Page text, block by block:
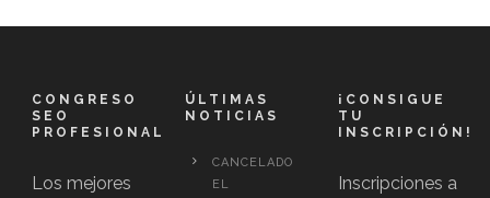
CONGRESO
SEO
PROFESIONAL
Los mejores
ÚLTIMAS
NOTICIAS
CANCELADO
EL
¡CONSIGUE
TU
INSCRIPCIÓN!
Inscripciones a